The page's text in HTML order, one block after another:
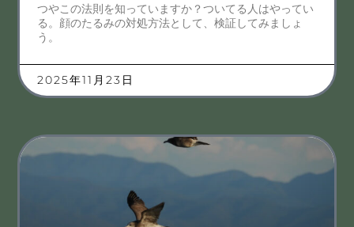
つやこの法則を知っていますか？ついてる人はやってい
る。顔のたるみの対処方法として、検証してみましょ
う。
2025年11月23日